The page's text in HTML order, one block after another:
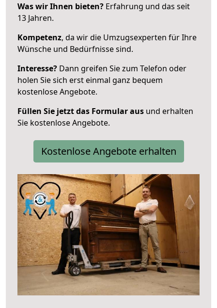
Was wir Ihnen bieten? Erfahrung und das seit
13 Jahren.
Kompetenz, da wir die Umzugsexperten für Ihre
Wünsche und Bedürfnisse sind.
Interesse? Dann greifen Sie zum Telefon oder
holen Sie sich erst einmal ganz bequem
kostenlose Angebote.
Füllen Sie jetzt das Formular aus und erhalten
Sie kostenlose Angebote.
Kostenlose Angebote erhalten